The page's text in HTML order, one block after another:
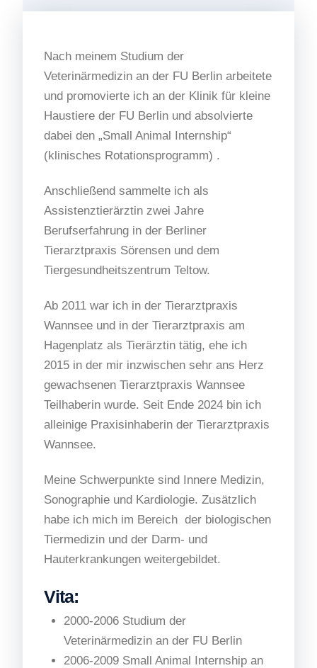
Nach meinem Studium der
Veterinärmedizin an der FU Berlin arbeitete
und promovierte ich an der Klinik für kleine
Haustiere der FU Berlin und absolvierte
dabei den „Small Animal Internship“
(klinisches Rotationsprogramm) .
Anschließend sammelte ich als
Assistenztierärztin zwei Jahre
Berufserfahrung in der Berliner
Tierarztpraxis Sörensen und dem
Tiergesundheitszentrum Teltow.
Ab 2011 war ich in der Tierarztpraxis
Wannsee und in der Tierarztpraxis am
Hagenplatz als Tierärztin tätig, ehe ich
2015 in der mir inzwischen sehr ans Herz
gewachsenen Tierarztpraxis Wannsee
Teilhaberin wurde. Seit Ende 2024 bin ich
alleinige Praxisinhaberin der Tierarztpraxis
Wannsee.
Meine Schwerpunkte sind Innere Medizin,
Sonographie und Kardiologie. Zusätzlich
habe ich mich im Bereich der biologischen
Tiermedizin und der Darm- und
Hauterkrankungen weitergebildet.
Vita:
2000-2006 Studium der
Veterinärmedizin an der FU Berlin
2006-2009 Small Animal Internship an